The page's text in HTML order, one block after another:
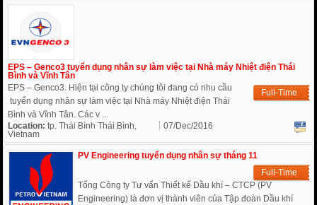
EPS – Genco3 tuyển dụng nhân sự làm việc tại Nhà máy Nhiệt điện Thái
Bình và Vĩnh Tân
Full-Time
EPS – Genco3. Hiện tại công ty chúng tôi đang có nhu cầu
tuyển dụng nhân sự làm việc tại Nhà máy Nhiệt điện Thái
Bình và Vĩnh Tân. Các v ...
Location:tp. Thái Bình Thái Bình,
Vietnam
07/Dec/2016
PV Engineering tuyển dụng nhân sự tháng 11
Full-Time
Tổng Công ty Tư vấn Thiết kế Dầu khí – CTCP (PV
Engineering) là đơn vị thành viên của Tập đoàn Dầu khí